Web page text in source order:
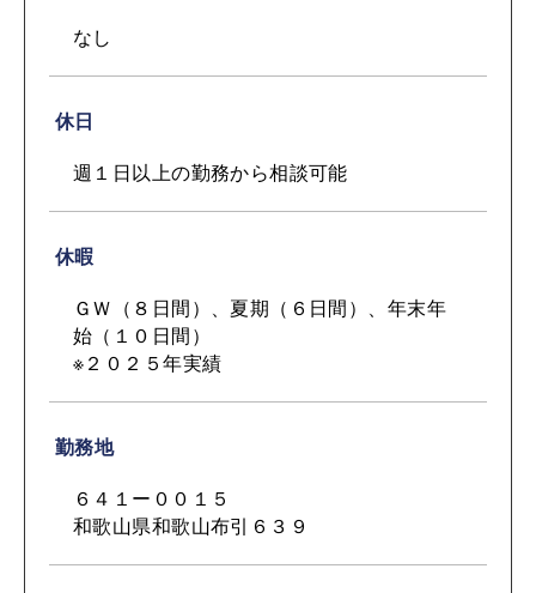
なし
休日
週１日以上の勤務から相談可能
休暇
ＧＷ（８日間）、夏期（６日間）、年末年
始（１０日間）
※２０２５年実績
勤務地
６４１ー００１５
和歌山県和歌山布引６３９